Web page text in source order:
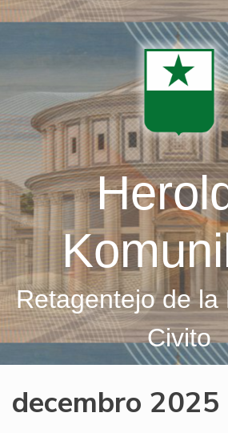
Skip
Retagentejo de la
Civito
decembro 2025